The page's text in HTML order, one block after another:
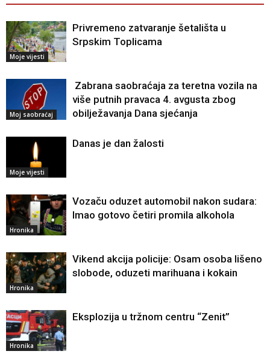
Moje vijesti
Privremeno zatvaranje šetališta u
Srpskim Toplicama
Moj saobraćaj
Zabrana saobraćaja za teretna vozila na
više putnih pravaca 4. avgusta zbog
obilježavanja Dana sjećanja
Moje vijesti
Danas je dan žalosti
Hronika
Vozaču oduzet automobil nakon sudara:
Imao gotovo četiri promila alkohola
Hronika
Vikend akcija policije: Osam osoba lišeno
slobode, oduzeti marihuana i kokain
Hronika
Eksplozija u tržnom centru “Zenit”